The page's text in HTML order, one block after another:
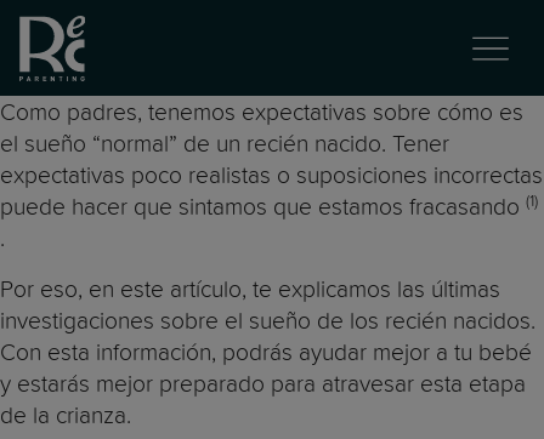
Como padres, tenemos expectativas sobre cómo es
el sueño “normal” de un recién nacido. Tener
expectativas poco realistas o suposiciones incorrectas
puede hacer que sintamos que estamos fracasando (1)
.
Por eso, en este artículo, te explicamos las últimas
investigaciones sobre el sueño de los recién nacidos.
Con esta información, podrás ayudar mejor a tu bebé
y estarás mejor preparado para atravesar esta etapa
de la crianza.